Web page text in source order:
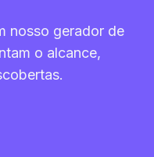
nosso gerador de
o alcance,